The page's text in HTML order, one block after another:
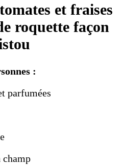
et fraises
roquette façon
:
parfumées
champ